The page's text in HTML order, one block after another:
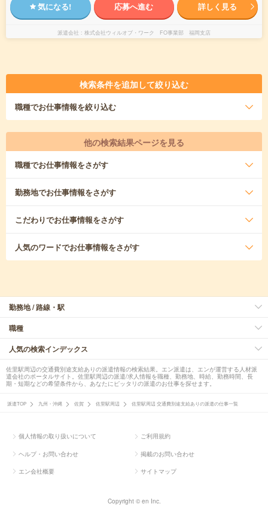
気になる! 応募へ進む 詳しく見る
派遣会社 株式会社ウィルオブ・ワーク FO事業部 福岡支店
検索条件を追加して絞り込む
職種でお仕事情報を絞り込む
他の検索結果ページを見る
職種でお仕事情報をさがす
勤務地でお仕事情報をさがす
こだわりでお仕事情報をさがす
人気のワードでお仕事情報をさがす
勤務地 / 路線・駅
職種
人気の検索インデックス
佐里駅周辺の交通費別途支給ありの派遣情報の検索結果。エン派遣は、エンが運営する人材派
遣会社のポータルサイト。佐里駅周辺の派遣/求人情報を職種、勤務地、時給、勤務時間、長
期・短期などの希望条件から、あなたにピッタリの派遣のお仕事を探せます。
派遣TOP 九州・沖縄 佐賀 佐里駅周辺 佐里駅周辺 交通費別途支給ありの派遣の仕事一覧
個人情報の取り扱いについて ご利用規約
ヘルプ・お問い合わせ 掲載のお問い合わせ
エン会社概要 サイトマップ
Copyright © en Inc.